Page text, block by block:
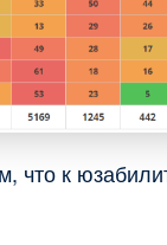
что к